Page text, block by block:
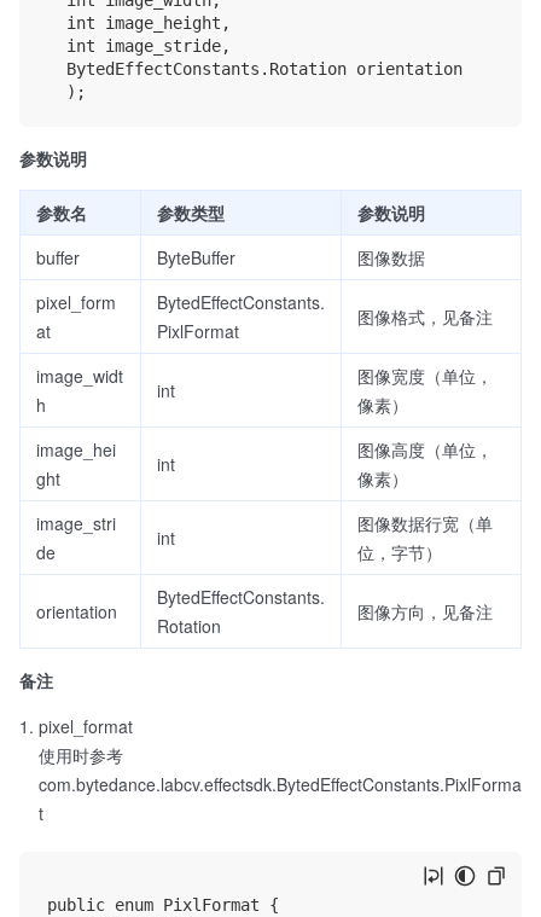
参数说明
参数名 参数类型
参数说明
buffer
ByteBuffer
图像数据
pixel_form
at
BytedEffectConstants.
PixlFormat
图像格式，见备注
image_widt
h
int
图像宽度（单位，
像素）
image_hei
ght
int
图像高度（单位，
像素）
image_stri
de
int
图像数据行宽（单
位，字节）
orientation
BytedEffectConstants.
Rotation
图像方向，见备注
备注
pixel_format
使用时参考
com.bytedance.labcv.effectsdk.BytedEffectConstants.PixlForma
t
public enum PixlFormat {